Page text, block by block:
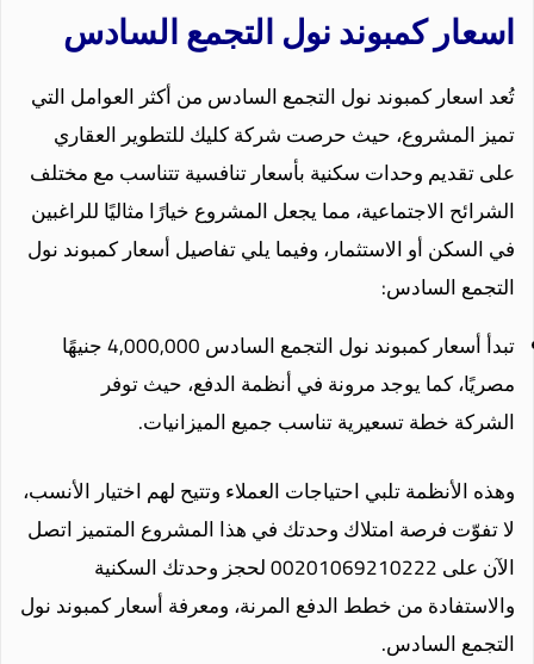
اسعار كمبوند نول التجمع السادس
تُعد اسعار كمبوند نول التجمع السادس من أكثر العوامل التي
تميز المشروع، حيث حرصت شركة كليك للتطوير العقاري
على تقديم وحدات سكنية بأسعار تنافسية تتناسب مع مختلف
الشرائح الاجتماعية، مما يجعل المشروع خيارًا مثاليًا للراغبين
في السكن أو الاستثمار، وفيما يلي تفاصيل أسعار كمبوند نول
التجمع السادس:
تبدأ أسعار كمبوند نول التجمع السادس 4,000,000 جنيهًا
مصريًا، كما يوجد مرونة في أنظمة الدفع، حيث توفر
الشركة خطة تسعيرية تناسب جميع الميزانيات.
وهذه الأنظمة تلبي احتياجات العملاء وتتيح لهم اختيار الأنسب،
لا تفوّت فرصة امتلاك وحدتك في هذا المشروع المتميز اتصل
الآن على 00201069210222 لحجز وحدتك السكنية
والاستفادة من خطط الدفع المرنة، ومعرفة أسعار كمبوند نول
التجمع السادس.